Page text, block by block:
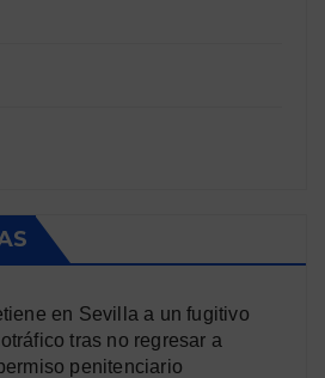
en Sevilla a un fugitivo
tras no regresar a
penitenciario